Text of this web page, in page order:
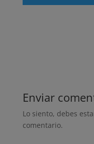
Enviar
Lo siento, debes
comentario.